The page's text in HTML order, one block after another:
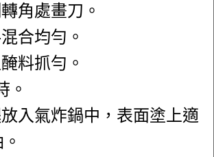
角處畫刀。
合均勻。
料抓勻。
。
入氣炸鍋中，表面塗上適